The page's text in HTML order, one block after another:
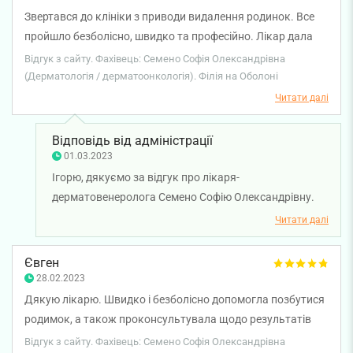
Звертався до клініки з приводи видалення родинок. Все
пройшло безболісно, швидко та професійно. Лікар дала
чіткі вказівки що і як обробляти. Персонал дуже
привітний та уважний! Після загоєння звернусь ще для
подальших видалень. Чудовий лікар Семено С.О.
Рекомендую!!!)
Відгук з сайту. Фахівець: Семено Софія Олександрівна
(Дерматологія / дерматоонкологія). Філія на Оболоні
Читати далі
Відповідь від адміністрації
01.03.2023
Ігорю, дякуємо за відгук про лікаря-
дерматовенеролога Семено Софію Олександрівну.
Раді, що звернулися у клінку. Бажаємо міцного
здоров'я!
Читати далі
Євген
28.02.2023
Дякую лікарю. Швидко і безболісно допомогла позбутися
родимок, а також проконсультувала щодо результатів
аналізів без додаткових візитів. Окрім того, лікар ще й
Відгук з сайту. Фахівець: Семено Софія Олександрівна